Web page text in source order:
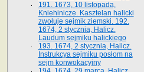
191. 1673, 10 listopada,
Kniehinicze. Kasztelan halicki
zwołuje sejmik ziemski. 192.
1674, 2 stycznia, Halicz.
Laudum sejmiku halickiego
193. 1674, 2 stycznia, Halicz.
Instrukcya sejmiku posłom na
sejm konwokacyjny